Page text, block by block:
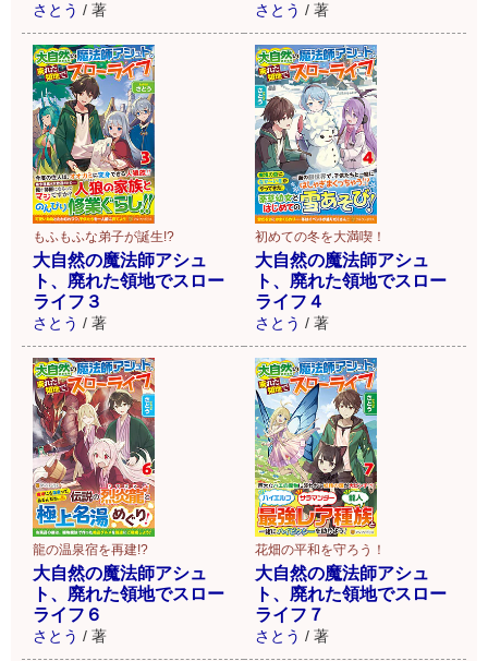
さとう / 著 さとう / 著
もふもふな弟子が誕生!?
大自然の魔法師アシュ
ト、廃れた領地でスロー
ライフ３
さとう / 著
初めての冬を大満喫！
大自然の魔法師アシュ
ト、廃れた領地でスロー
ライフ４
さとう / 著
龍の温泉宿を再建!?
大自然の魔法師アシュ
ト、廃れた領地でスロー
ライフ６
さとう / 著
花畑の平和を守ろう！
大自然の魔法師アシュ
ト、廃れた領地でスロー
ライフ７
さとう / 著